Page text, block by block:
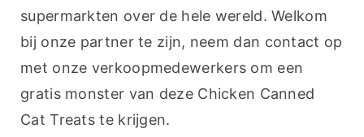
supermarkten over de hele wereld. Welkom
bij onze partner te zijn, neem dan contact op
met onze verkoopmedewerkers om een
gratis monster van deze Chicken Canned
Cat Treats te krijgen.